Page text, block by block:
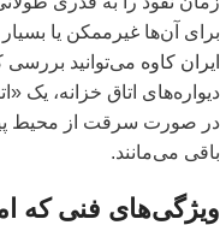
برای آن‌ها غیرممکن یا
ایران کاوه می‌توانید بررسی
دیواره‌های اتاق خزانه، یک
در صورت سرقت از محیط
باقی می‌مانند.
ویژگی‌های فنی که